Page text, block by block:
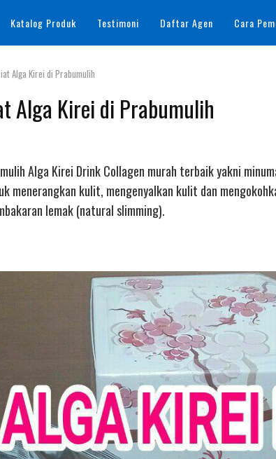
Katalog Produk Testimoni Daftar Agen Cara
Alga Kirei di Prabumulih
Alga Kirei di Prabumulih
Alga Kirei Drink Collagen murah terbaik yakni
menerangkan kulit, mengenyalkan kulit dan
lemak (natural slimming).